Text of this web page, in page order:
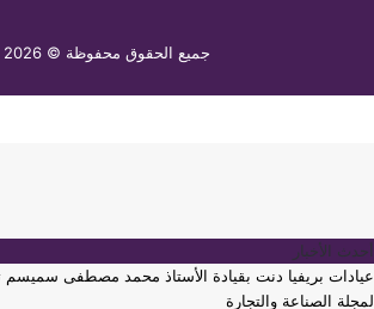
جميع الحقوق محفوظة © 2026
أحدث الأخبار
عيادات بريفيا دنت بقيادة الأستاذ محمد مصطفى سميسم
لمجلة الصناعة والتجارة